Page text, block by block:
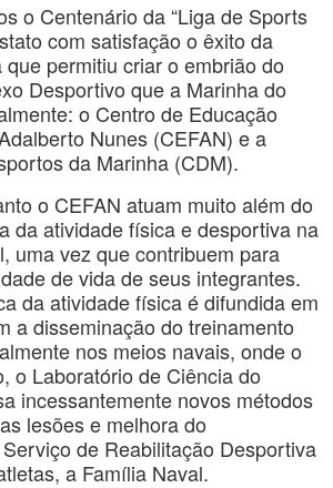
o Centenário da “Liga de Sports
com satisfação o êxito da
permitiu criar o embrião do
Desportivo que a Marinha do
o Centro de Educação
Nunes (CEFAN) e a
da Marinha (CDM).
o CEFAN atuam muito além do
da atividade física e desportiva na
uma vez que contribuem para
de vida de seus integrantes.
da atividade física é difundida em
a disseminação do treinamento
nos meios navais, onde o
o Laboratório de Ciência do
incessantemente novos métodos
lesões e melhora do
de Reabilitação Desportiva
a Família Naval.